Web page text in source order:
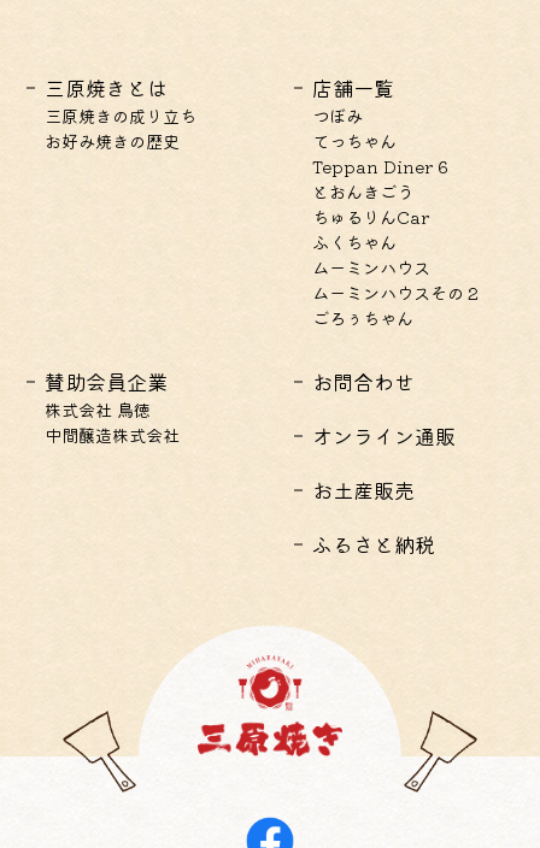
三原焼きとは
三原焼きの成り立ち
お好み焼きの歴史
店舗一覧
つぼみ
てっちゃん
Teppan Diner 6
とおんきごう
ちゅるりんCar
ふくちゃん
ムーミンハウス
ムーミンハウスその２
ごろぅちゃん
賛助会員企業
株式会社 鳥徳
中間醸造株式会社
お問合わせ
オンライン通販
お土産販売
ふるさと納税